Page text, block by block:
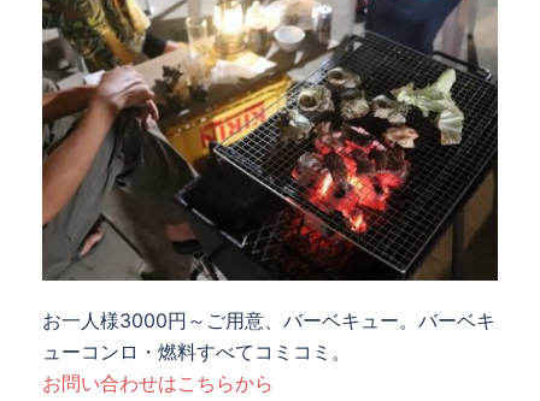
お一人様3000円～ご用意、バーベキュー。バーベキ
ューコンロ・燃料すべてコミコミ。
お問い合わせはこちらから